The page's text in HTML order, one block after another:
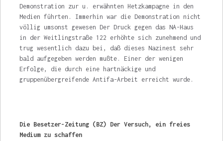
Demonstration zur u. erwähnten Hetzkampagne in den
Medien führten. Immer­hin war die Demonstration nicht
völlig umsonst gewesen Der Druck gegen das NA-Haus
in der Weitlingstraße 122 erhöhte sich zunehmend und
trug wesentlich dazu bei, daß dieses Nazi­nest sehr
bald aufgegeben werden mußte. Ei­ner der wenigen
Erfolge, die durch eine hart­näckige und
gruppenübergreifende Antifa-Arbeit erreicht wurde.
Die Besetzer-Zeitung (BZ) Der Versuch, ein freies
Medium zu schaffen